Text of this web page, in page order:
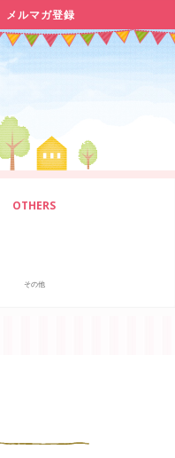
メルマガ登録
OTHERS
その他